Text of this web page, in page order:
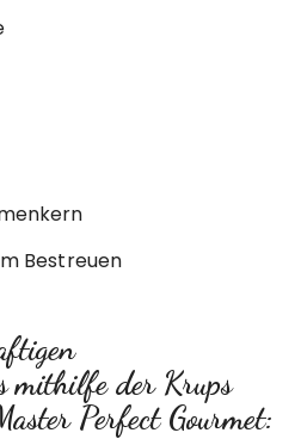
Bestreuen
mithilfe der Krups
Perfect Gourmet: